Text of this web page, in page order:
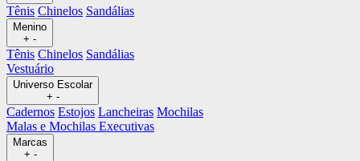
Tênis Chinelos Sandálias
Menino
+ -
Tênis Chinelos Sandálias
Vestuário
Universo Escolar
+ -
Cadernos Estojos Lancheiras Mochilas
Malas e Mochilas Executivas
Marcas
+ -